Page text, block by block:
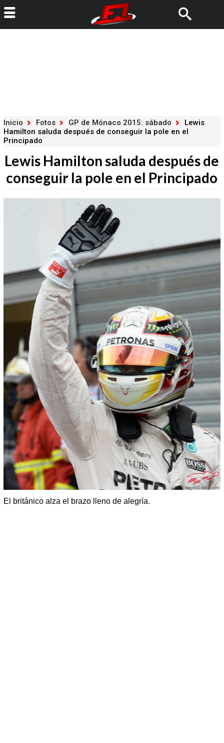
Inicio Fotos GP de Mónaco 2015: sábado
Lewis
Hamilton saluda después de conseguir la pole en el
Principado
Lewis Hamilton saluda después de
conseguir la pole en el Principado
El británico alza el brazo lleno de alegría.